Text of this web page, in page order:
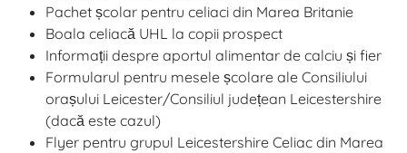
Pachet școlar pentru celiaci din Marea Britanie
Boala celiacă UHL la copii prospect
Informații despre aportul alimentar de calciu și fier
Formularul pentru mesele școlare ale Consiliului
orașului Leicester/Consiliul județean Leicestershire
(dacă este cazul)
Flyer pentru grupul Leicestershire Celiac din Marea